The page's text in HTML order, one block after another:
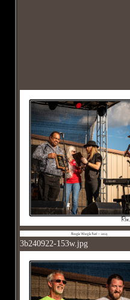
3b240922-153w.jpg